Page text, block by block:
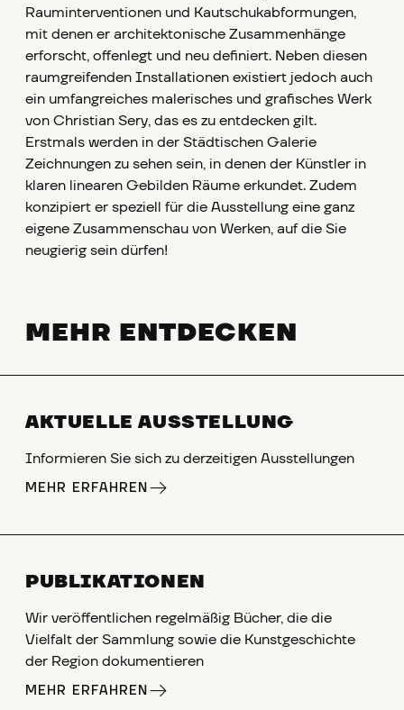
Rauminterventionen und Kautschukabformungen,
mit denen er architektonische Zusammenhänge
erforscht, offenlegt und neu definiert. Neben diesen
raumgreifenden Installationen existiert jedoch auch
ein umfangreiches malerisches und grafisches Werk
von Christian Sery, das es zu entdecken gilt.
Erstmals werden in der Städtischen Galerie
Zeichnungen zu sehen sein, in denen der Künstler in
klaren linearen Gebilden Räume erkundet. Zudem
konzipiert er speziell für die Ausstellung eine ganz
eigene Zusammenschau von Werken, auf die Sie
neugierig sein dürfen!
MEHR ENTDECKEN
AKTUELLE AUSSTELLUNG
Informieren Sie sich zu derzeitigen Ausstellungen
MEHR ERFAHREN
PUBLIKATIONEN
Wir veröffentlichen regelmäßig Bücher, die die
Vielfalt der Sammlung sowie die Kunstgeschichte
der Region dokumentieren
MEHR ERFAHREN